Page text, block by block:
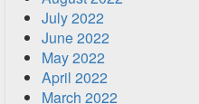
July 2022
June 2022
May 2022
April 2022
March 2022